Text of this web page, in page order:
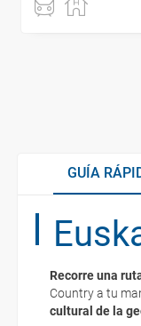
GUÍA
Recorre una
Country a tu
cultural de la
Tramo 1:
Tramo 2:
¿Cuando ir?
La
esté realizado